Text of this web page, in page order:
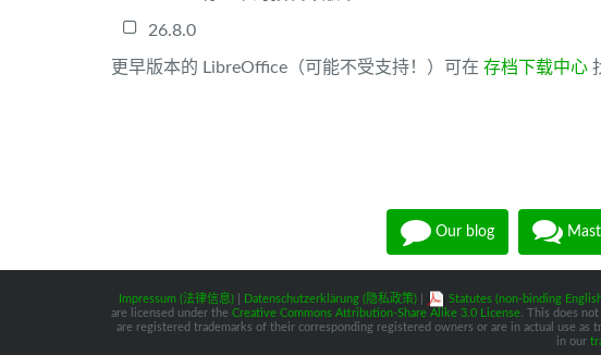
26.8.0
更早版本的 LibreOffice（可能不受支持！）可在 存档下载中心
Our blog
Impressum (法律信息) Datenschutzerklärung (隐私政策) Statutes (non-binding
are licensed under the Creative Commons Attribution-Share Alike 3.0 License . This does
are registered trademarks of their corresponding registered owners or are in actual use
in our